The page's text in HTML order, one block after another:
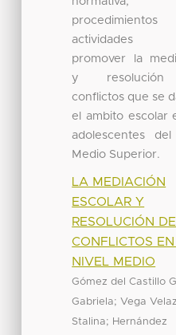
actividades
promover la
y
conflictos que se
el ambito escolar
adolescentes del
Medio Superior.
LA MEDIACIÓN
ESCOLAR Y
RESOLUCIÓN DE
CONFLICTOS
NIVEL MEDIO
Gómez del Castillo
Gabriela;Vega
Stalina; Hernández